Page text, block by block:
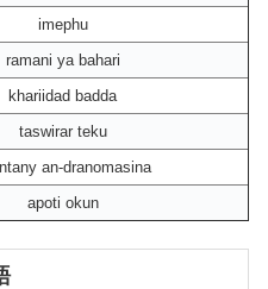
imephu
ramani ya bahari
khariidad badda
taswirar teku
an-dranomasina
apoti okun